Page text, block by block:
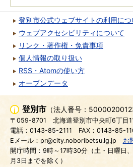
登別市公式ウェブサイトの利用につ
ウェブアクセシビリティについて
リンク・著作権・免責事項
個人情報の取り扱い
RSS・Atomの使い方
オープンデータ
登別市 （法人番号：
〒059-8701
北海道登別市中央町6丁目
電話：0143-85-2111
FAX：0143-85-
Eメール：pr@city.noboribetsu.lg.jp
お
開庁時間：9時～17時30分（土・日曜日
月3日までを除く）